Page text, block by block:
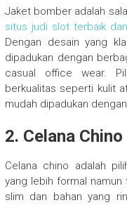
Jaket bomber adalah
situs judi slot terbaik
Dengan desain yang
dipadukan dengan
casual office wear.
berkualitas seperti kulit
mudah dipadukan
2. Celana Chino
Celana chino adalah
yang lebih formal
slim dan bahan yang